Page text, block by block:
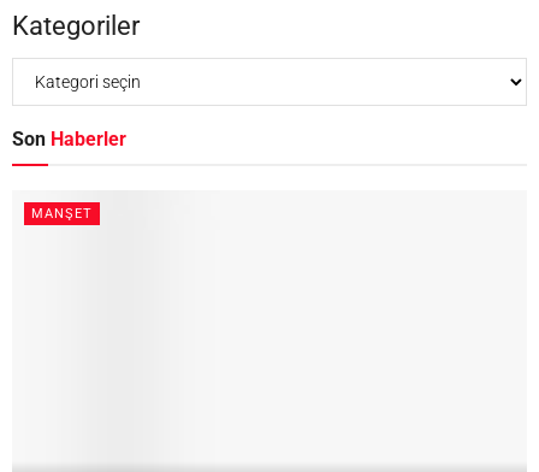
Kategoriler
Son Haberler
MANŞET